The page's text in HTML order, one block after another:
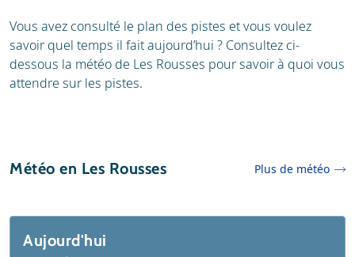
Vous avez consulté le plan des pistes et vous voulez
savoir quel temps il fait aujourd’hui ? Consultez ci-
dessous la météo de Les Rousses pour savoir à quoi vous
attendre sur les pistes.
Météo en Les Rousses Plus de météo
Aujourd'hui